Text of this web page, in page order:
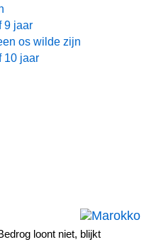
9 jaar
os wilde zijn
10 jaar
loont niet, blijkt